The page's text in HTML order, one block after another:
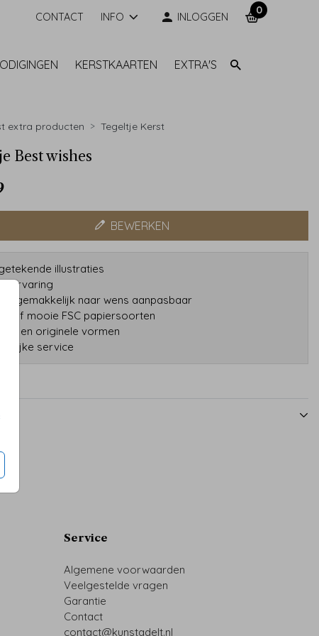
CONTACT INFO INLOGGEN
0
KERSTKAARTEN EXTRA'S
extra producten Tegeltje Kerst
Best wishes
BEWERKEN
illustraties
ervaring
gemakkelijk naar wens aanpasbaar
mooie FSC papiersoorten
en originele vormen
service
Service
Algemene voorwaarden
Veelgestelde vragen
Garantie
Contact
contact@kunstadelt.nl